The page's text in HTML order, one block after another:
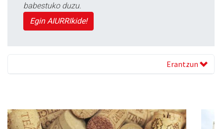
babestuko duzu.
Egin AIURRIkide!
Erantzun